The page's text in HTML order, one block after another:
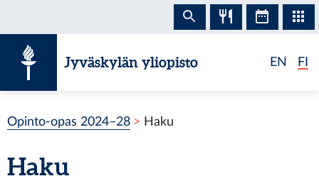
Jyväskylän yliopisto EN FI
Opinto-opas 2024–28 Haku
Haku